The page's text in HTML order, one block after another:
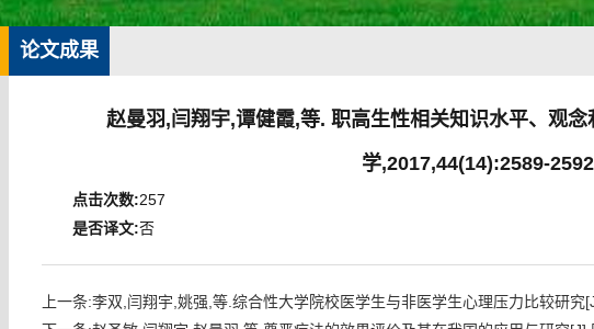
论文成果
赵曼羽,闫翔宇,谭健霞,等. 职高生性相关知识水平、观
学,2017,44(14):2589-
点击次数:257
是否译文:否
上一条:李双,闫翔宇,姚强,等.综合性大学院校医学生与非医学生心理压力比较研